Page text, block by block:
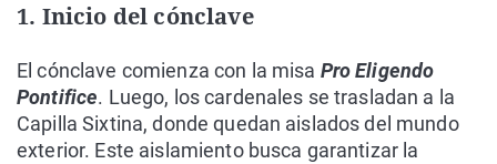
1. Inicio del cónclave
El cónclave comienza con la misa Pro Eligendo
Pontifice. Luego, los cardenales se trasladan a la
Capilla Sixtina, donde quedan aislados del mundo
exterior. Este aislamiento busca garantizar la